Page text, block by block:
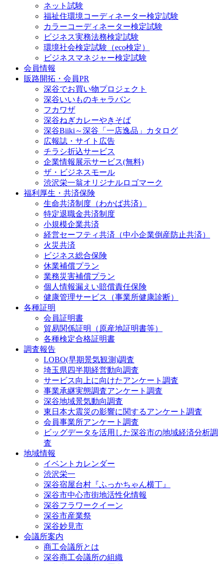
ネット試験
福祉住環境コーディネーター検定試験
カラーコーディネーター検定試験
ビジネス実務法務検定試験
環境社会検定試験（eco検定）
ビジネスマネジャー検定試験
会員情報
販路開拓・会員PR
深谷でお買い物プロジェクト
深谷いいものキャラバン
フカワザ
深谷ねぎカレーやきそば
深谷Biiki～深谷「一店逸品」カタログ
広報誌・サイト広告
チラシ折込サービス
企業情報展示サービス(無料)
ザ・ビジネスモール
渋沢栄一翁オリジナルロゴマーク
福利厚生・共済保険
生命共済制度（わかば共済）
特定退職金共済制度
小規模企業共済
経営セーフティ共済（中小企業倒産防止共済）
火災共済
ビジネス総合保険
休業補償プラン
業務災害補償プラン
個人情報漏えい賠償責任保険
健康管理サービス（事業所健康診断）
各種証明
会員証明書
貿易関係証明（原産地証明書等）
各種検定合格証明書
調査報告
LOBO(早期景気観測)調査
埼玉県四半期経営動向調査
サービス向上に向けたアンケート調査
事業承継実態調査アンケート調査
深谷地域景気動向調査
東日本大震災の影響に関するアンケート調査
会員事業所アンケート調査
ビッグデータを活用した深谷市の地域経済分析調
査
地域情報
イベントカレンダー
渋沢栄一
深谷宿屋台村『ふっかちゃん横丁』
深谷市中心市街地活性化情報
深谷フラワークイーン
深谷市産業祭
深谷妙見市
会議所案内
商工会議所とは
深谷商工会議所の組織